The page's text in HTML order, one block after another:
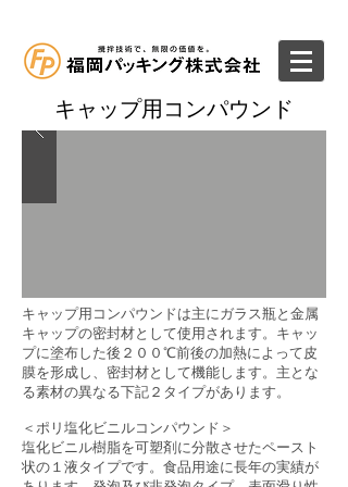
キャップ用コンパウンド
キャップ用コンパウンドは主にガラス瓶と金属
キャップの密封材として使用されます。キャッ
プに塗布した後２００℃前後の加熱によって皮
膜を形成し、密封材として機能します。主とな
る素材の異なる下記２タイプがあります。
＜ポリ塩化ビニルコンパウンド＞
塩化ビニル樹脂を可塑剤に分散させたペースト
状の１液タイプです。食品用途に長年の実績が